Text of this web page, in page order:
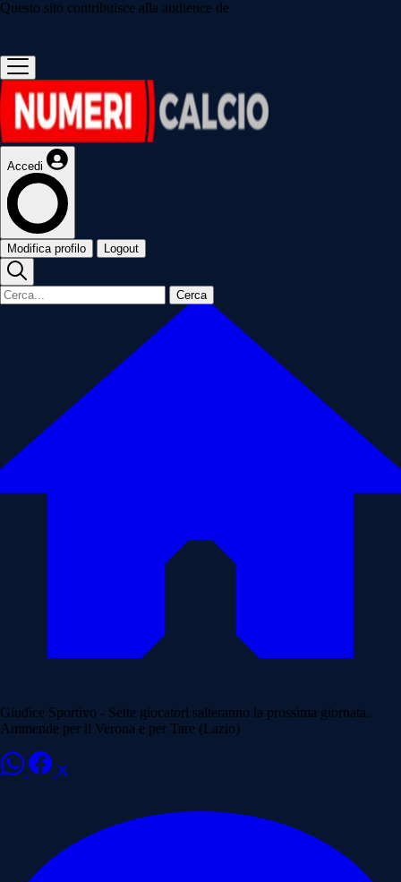
Questo sito contribuisce alla audience de
Accedi
Modifica profilo Logout
Cerca
Giudice Sportivo - Sette giocatori salteranno la prossima giornata.
Ammende per il Verona e per Tare (Lazio)